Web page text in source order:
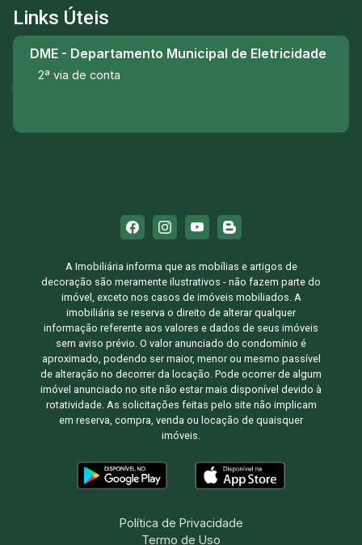
Links Úteis
DME - Departamento Municipal de Eletricidade
2ª via de conta
A Imobiliária informa que as mobílias e artigos de
decoração são meramente ilustrativos - não fazem parte do
imóvel, exceto nos casos de imóveis mobiliados. A
imobiliária se reserva o direito de alterar qualquer
informação referente aos valores e dados de seus imóveis
sem aviso prévio. O valor anunciado do condomínio é
aproximado, podendo ser maior, menor ou mesmo passível
de alteração no decorrer da locação. Pode ocorrer de algum
imóvel anunciado no site não estar mais disponível devido à
rotatividade. As solicitações feitas pelo site não implicam
em reserva, compra, venda ou locação de quaisquer
imóveis.
Política de Privacidade
Termo de Uso